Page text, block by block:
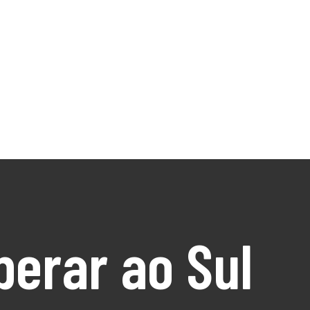
ao Sul